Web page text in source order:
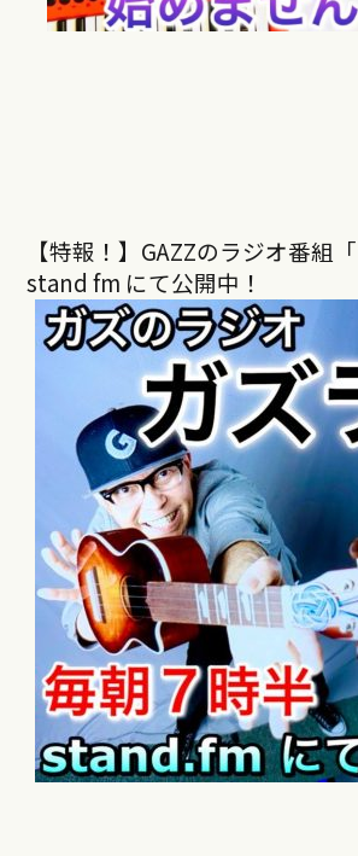
【特報！】GAZZのラジオ番組
stand fm にて公開中！